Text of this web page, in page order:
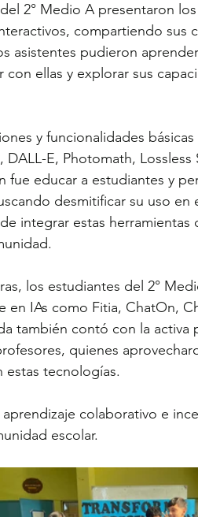
2° Medio A presentaron
compartiendo sus
asistentes pudieron
ellas y explorar sus
y funcionalidades
E, Photomath, Lossless
educar a estudiantes y
desmitificar su uso en
integrar estas herramientas
los estudiantes del 2°
IAs como Fitia, ChatOn,
también contó con la activa
quienes
tecnologías.
colaborativo e
escolar.